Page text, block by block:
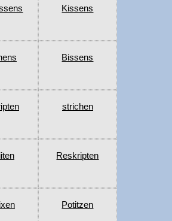
Kissens
Bissens
strichen
Reskripten
Potitzen